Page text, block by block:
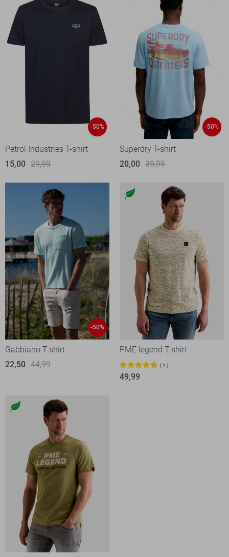
-50%
Petrol Industries T-shirt
15,00 29,99
-50%
Superdry T-shirt
20,00 39,99
-50%
Gabbiano T-shirt
22,50 44,99
PME legend T-shirt
1
49,99